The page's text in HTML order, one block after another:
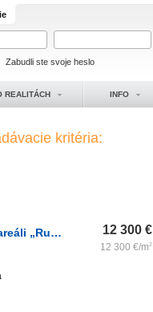
Zabudli ste svoje heslo
REALITÁCH INFO
kritéria:
Parkovacie státie v Piešťanoch v areáli „Ružový mlyn“ 12 300 €
12 300 €/m2